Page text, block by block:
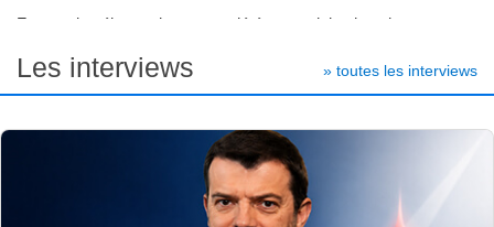
Facturation électronique et société en participation : le cas
30 JUIL
DGFiP 2026
Gordon et Shapiro : évaluer une action par l'actualisation des
Facturation électronique et secret professionnel : facturer sans
Les interviews » toutes les interviews